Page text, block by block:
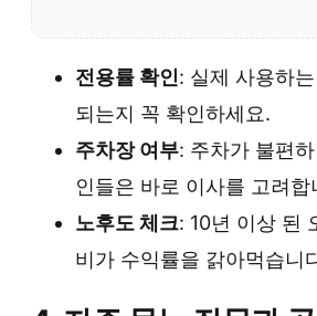
전용률 확인: 실제 사용하
되는지 꼭 확인하세요.
주차장 여부: 주차가 불편
인들은 바로 이사를 고려합
노후도 체크: 10년 이상 된
비가 수익률을 갉아먹습니